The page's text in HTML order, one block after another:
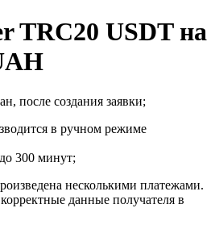
TRC20 USDT на
после создания заявки;
в ручном режиме
300 минут;
несколькими платежами.
данные получателя в